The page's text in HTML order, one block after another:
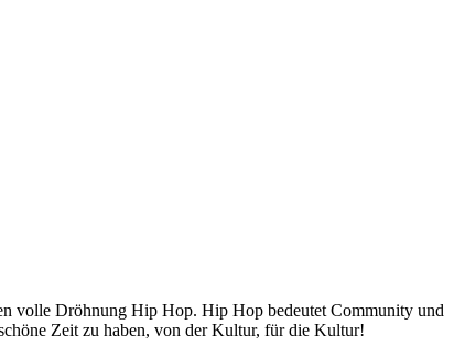
volle Dröhnung Hip Hop. Hip Hop bedeutet Community und
Zeit zu haben, von der Kultur, für die Kultur!